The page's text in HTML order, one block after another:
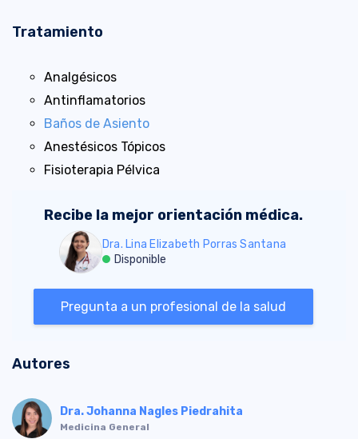
Tratamiento
Analgésicos
Antinflamatorios
Baños de Asiento
Anestésicos Tópicos
Fisioterapia Pélvica
Recibe la mejor orientación médica.
Dra. Lina Elizabeth Porras Santana
Disponible
Pregunta a un profesional de la salud
Autores
Dra. Johanna Nagles Piedrahita
Medicina General